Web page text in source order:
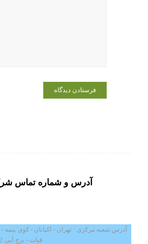
آدرس و شماره تماس
آدرس شعبه مرکزی : تهران - اکباتان - کوی بیمه
فیات - برج آبی 2 - طبقه سوم - واحد 6